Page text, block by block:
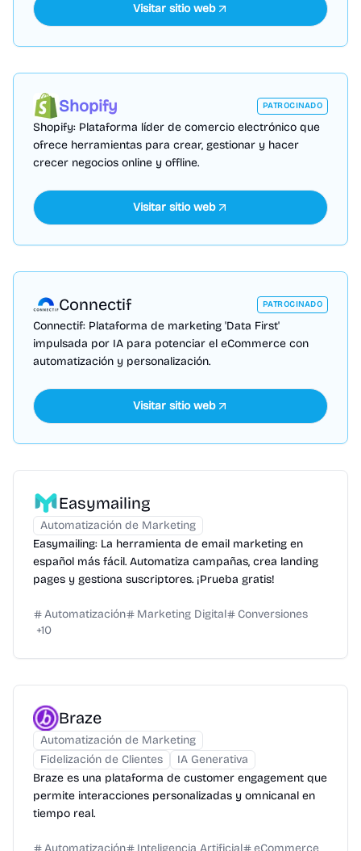
Visitar sitio web
Shopify PATROCINADO
Shopify: Plataforma líder de comercio electrónico que
ofrece herramientas para crear, gestionar y hacer
crecer negocios online y offline.
Visitar sitio web
Connectif PATROCINADO
Connectif: Plataforma de marketing 'Data First'
impulsada por IA para potenciar el eCommerce con
automatización y personalización.
Visitar sitio web
Easymailing
Automatización de Marketing
Easymailing: La herramienta de email marketing en
español más fácil. Automatiza campañas, crea landing
pages y gestiona suscriptores. ¡Prueba gratis!
Automatización Marketing Digital
Conversiones
+10
Braze
Automatización de Marketing
Fidelización de Clientes
IA Generativa
Braze es una plataforma de customer engagement que
permite interacciones personalizadas y omnicanal en
tiempo real.
Automatización Inteligencia Artificial eCommerce